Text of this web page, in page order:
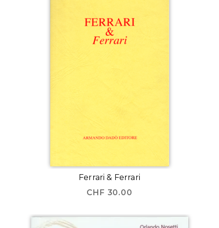
Ferrari & Ferrari
CHF 30.00